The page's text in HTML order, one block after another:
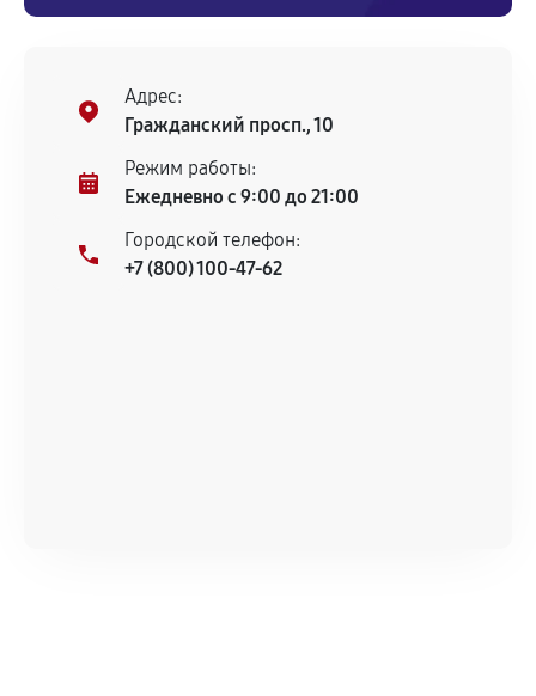
Адрес:
Гражданский просп., 10
Режим работы:
Ежедневно с 9:00 до 21:00
Городской телефон:
+7 (800) 100-47-62